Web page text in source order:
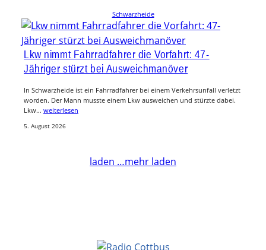
Schwarzheide
Lkw nimmt Fahrradfahrer die Vorfahrt: 47-
Jähriger stürzt bei Ausweichmanöver
In Schwarzheide ist ein Fahrradfahrer bei einem Verkehrsunfall verletzt
worden. Der Mann musste einem Lkw ausweichen und stürzte dabei.
Lkw… weiterlesen
5. August 2026
laden …mehr laden